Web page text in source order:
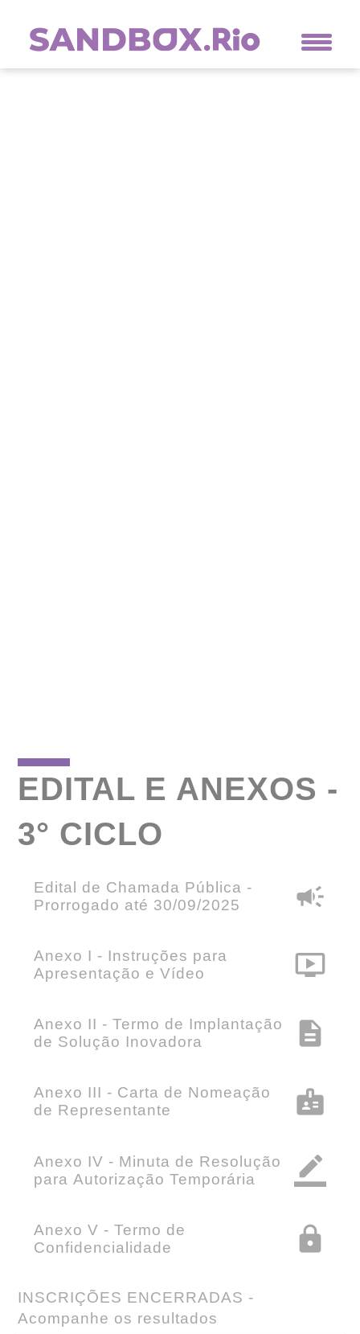
EDITAL E ANEXOS -
3° CICLO
campaign
Edital de Chamada Pública -
Prorrogado até 30/09/2025
ondemand_video
Anexo I - Instruções para
Apresentação e Vídeo
description
Anexo II - Termo de Implantação
de Solução Inovadora
badge
Anexo III - Carta de Nomeação
de Representante
border_color
Anexo IV - Minuta de Resolução
para Autorização Temporária
lock
Anexo V - Termo de
Confidencialidade
INSCRIÇÕES ENCERRADAS -
Acompanhe os resultados